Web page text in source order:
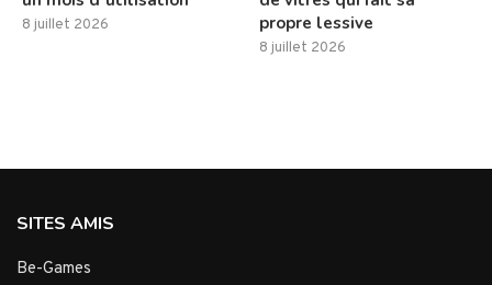
8 juillet 2026
propre lessive
8 juillet 2026
SITES AMIS
Be-Games